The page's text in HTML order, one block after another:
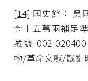
[14] 國史館： 吳
金十五萬兩補足
藏號 002-
物/革命文獻/戡亂